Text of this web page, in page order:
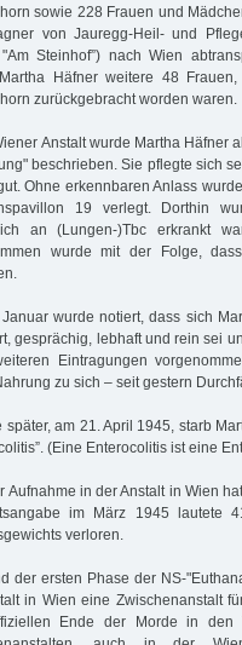
sowie 228 Frauen und
von Jauregg-Heil- und
Steinhof”) nach Wien
Häfner weitere 48
zurückgebracht worden waren.
Anstalt wurde Martha Häfner
beschrieben. Sie pflegte sich
Ohne erkennbaren Anlass
19 verlegt. Dorthin
an (Lungen-)Tbc erkrankt
wurde mit der Folge,
wurde notiert, dass sich
gesprächig, lebhaft und rein sei
Eintragungen
zu sich – seit gestern
später, am 21. April 1945, starb
(Eine Enterocolitis ist eine
Aufnahme in der Anstalt in Wien
im März 1945 lautete
verloren.
der ersten Phase der NS-
in Wien eine Zwischenanstalt
Ende der Morde in den